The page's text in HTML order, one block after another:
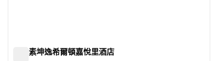
曼谷素坤逸希爾頓嘉悅里酒店